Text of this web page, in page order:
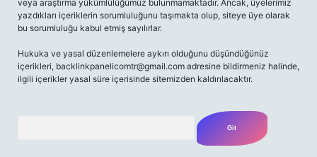
veya araştırma yükümlülüğümüz bulunmamaktadır. Ancak, üyelerimiz
yazdıkları içeriklerin sorumluluğunu taşımakta olup, siteye üye olarak
bu sorumluluğu kabul etmiş sayılırlar.
Hukuka ve yasal düzenlemelere aykırı olduğunu düşündüğünüz
içerikleri, backlinkpanelicomtr@gmail.com adresine bildirmeniz halinde,
ilgili içerikler yasal süre içerisinde sitemizden kaldırılacaktır.